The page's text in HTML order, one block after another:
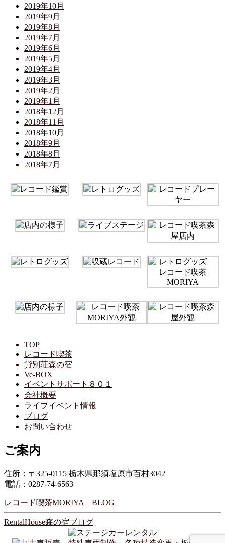
2019年10月
2019年9月
2019年8月
2019年7月
2019年6月
2019年5月
2019年4月
2019年3月
2019年2月
2019年1月
2018年12月
2018年11月
2018年10月
2018年9月
2018年8月
2018年7月
TOP
レコード喫茶
貸別荘森の宿
Ve-BOX
イベントサポート８０１
会社概要
ライブイベント情報
ブログ
お問い合わせ
ご案内
住所：〒325-0115 栃木県那須塩原市百村3042
電話：0287-74-6563
レコード喫茶MORIYA BLOG
RentalHouse森の宿ブログ